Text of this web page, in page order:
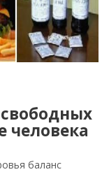
человека
баланс